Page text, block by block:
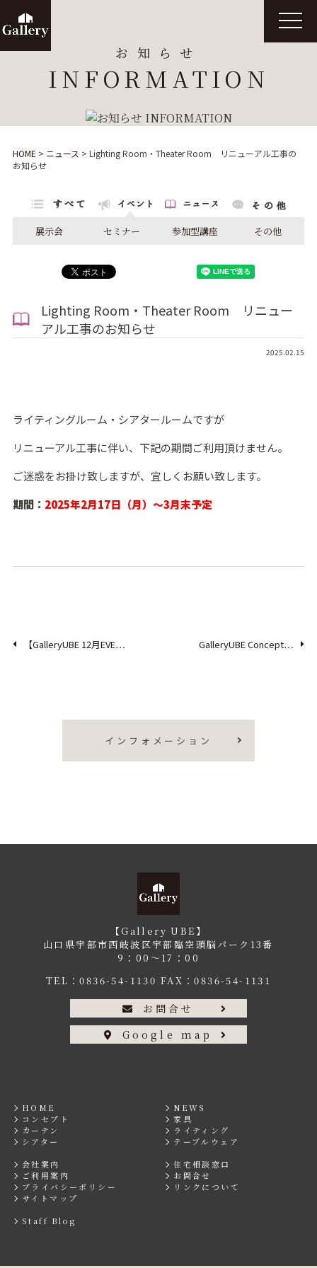
お知らせ
INFORMATION
t
o
g
i
HOME > ニュース > Lighting Room・Theater Room リニューアル工事の
お知らせ
展示会 セミナー 参加型講座 その他
Lighting Room・Theater Room リニュー
アル工事のお知らせ
2025.02.15
ライティングルーム・シアタールームですが
リニューアル工事に伴い、下記の期間ご利用頂けません。
ご迷惑をお掛け致しますが、宜しくお願い致します。
期間： 2025年2月17日（月）～3月末予定
【GalleryUBE 12月EVE… GalleryUBE Concept…
インフォメーション
【Gallery UBE】
山口県宇部市西岐波区宇部臨空頭脳パーク13番
9：00〜17：00
TEL：0836-54-1130 FAX：0836-54-1131
お問合せ
Google map
HOME
NEWS
コンセプト
家具
カーテン
ライティング
シアター
テーブルウェア
会社案内
住宅相談窓口
ご利用案内
お問合せ
プライバシーポリシー
リンクについて
サイトマップ
Staff Blog